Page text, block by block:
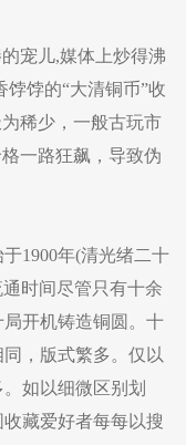
宠儿,媒体上炒得沸
饽的“大清铜币”收
稀少，一般古玩市
一路狂飙，导致伪
1900年(清光绪二十
时间尽管只有十余
开机铸造铜圆。十
，版式繁多。仅以
如以细微区别划
藏爱好者每每以搜